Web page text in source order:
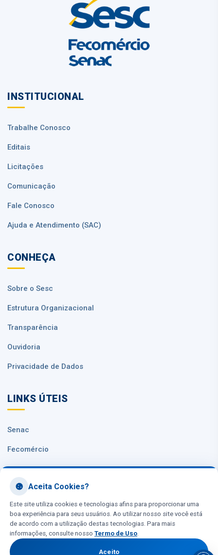
INSTITUCIONAL
Trabalhe Conosco
Editais
Licitações
Comunicação
Fale Conosco
Ajuda e Atendimento (SAC)
CONHEÇA
Sobre o Sesc
Estrutura Organizacional
Transparência
Ouvidoria
Privacidade de Dados
LINKS ÚTEIS
Senac
Fecomércio
Sesc Nacional
CNC Aceita Cookies?
Este site utiliza cookies e tecnologias afins para proporcionar uma
boa experiência para seus usuários. Ao utilizar nosso site você está
de acordo com a utilização destas tecnologias. Para mais
informações, consulte nosso Termo de Uso.
Aceito